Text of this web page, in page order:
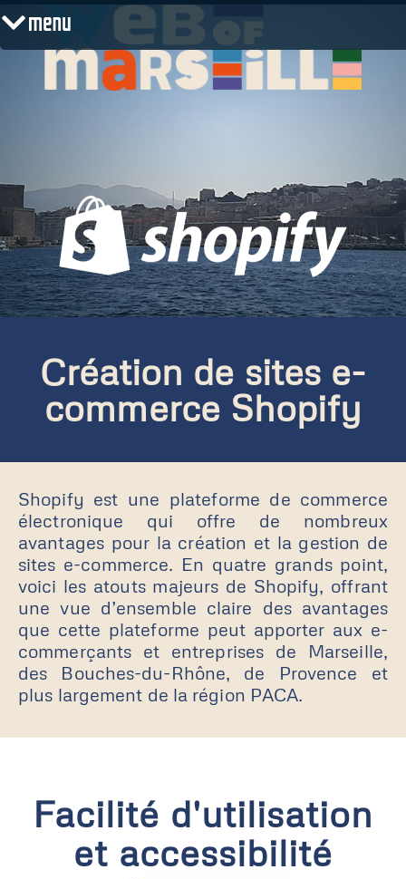
menu
Création de sites e-
commerce Shopify
Shopify est une plateforme de commerce
électronique qui offre de nombreux
avantages pour la création et la gestion de
sites e-commerce. En quatre grands point,
voici les atouts majeurs de Shopify, offrant
une vue d’ensemble claire des avantages
que cette plateforme peut apporter aux e-
commerçants et entreprises de Marseille,
des Bouches-du-Rhône, de Provence et
plus largement de la région PACA.
Facilité d'utilisation
et accessibilité